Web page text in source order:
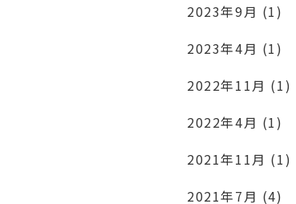
2023年9月 (1)
2023年4月 (1)
2022年11月 (1)
2022年4月 (1)
2021年11月 (1)
2021年7月 (4)